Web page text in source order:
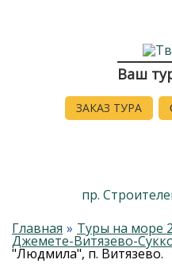
Ваш
ЗАКАЗ ТУРА
пр.
Главная
Туры на море
Джемете-Витязево-
"Людмила", п. Витязево.